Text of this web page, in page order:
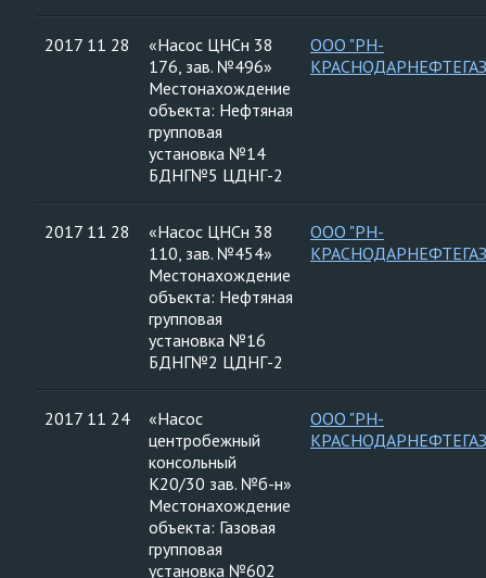
2017 11 28
«Насос ЦНСн 38
176, зав. №496»
Местонахождение
объекта: Нефтяная
групповая
установка №14
БДНГ№5 ЦДНГ-2
ООО "РН-
2017 11 28
«Насос ЦНСн 38
110, зав. №454»
Местонахождение
объекта: Нефтяная
групповая
установка №16
БДНГ№2 ЦДНГ-2
ООО "РН-
2017 11 24
«Насос
центробежный
консольный
К20/30 зав. №б-н»
Местонахождение
объекта: Газовая
групповая
установка №602
ООО "РН-